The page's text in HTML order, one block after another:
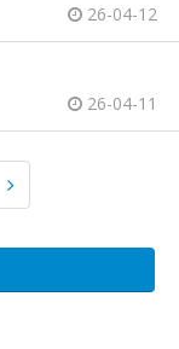
26-04-12
26-04-11